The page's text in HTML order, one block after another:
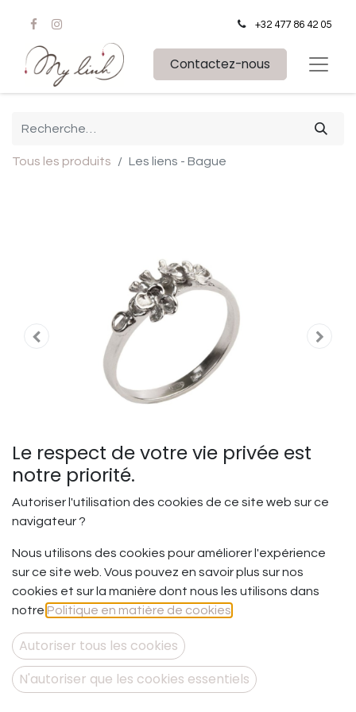
+32 477 86 42 05
Contactez-nous
Tous les produits Les liens - Bague
Les liens - Bague
Les liens d’amour – les connections impalpables.
Ce qui connecte les âmes entre elles … C’est l’Amour …
Les liens d’amour se créent et se nourrissent de petits
faits, de petits gestes et de petits actes, de tous les
jours.
Et si nous prenions soin de le faire circuler tous les jours ?
Le respect de votre vie privée est
notre priorité.
Autoriser l'utilisation des cookies de ce site web sur ce
navigateur ?
Nous utilisons des cookies pour améliorer l'expérience
sur ce site web. Vous pouvez en savoir plus sur nos
cookies et sur la manière dont nous les utilisons dans
notre Politique en matière de cookies
Autoriser tous les cookies
N'autoriser que les cookies essentiels